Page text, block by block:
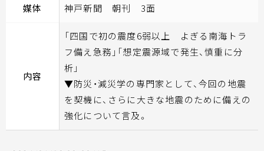
媒体 神戸新聞 朝刊 3面
内容
「四国で初の震度6弱以上 よぎる南海トラ
フ備え急務」「想定震源域で発生、慎重に分
析」
▼防災・減災学の専門家として、今回の地震
を契機に、さらに大きな地震のために備えの
強化について言及。